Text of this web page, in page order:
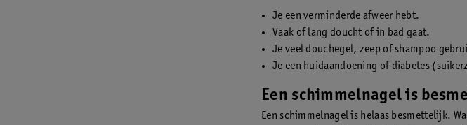
Je een verminderde afweer hebt.
Vaak of lang doucht of in bad gaat.
Je veel douchegel, zeep of shampoo
Je een huidaandoening of diabetes
Een schimmelnagel is
Een schimmelnagel is helaas besmettelijk.